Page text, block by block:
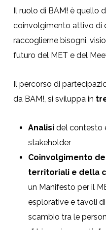
Il ruolo di BAM! è quello
coinvolgimento attivo di
raccoglierne bisogni,
futuro del MET e del
Il percorso di
da BAM!, si sviluppa in
Analisidel contesto
stakeholder
Coinvolgimento
territoriali e della
un Manifesto per il
esplorative e tavoli
scambio tra le